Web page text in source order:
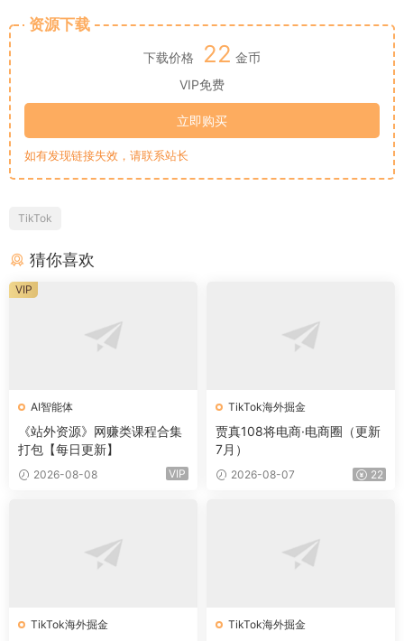
资源下载
下载价格 22 金币
VIP免费
立即购买
如有发现链接失效，请联系站长
TikTok
猜你喜欢
AI智能体
《站外资源》网赚类课程合集
打包【每日更新】
2026-08-08 VIP
VIP
TikTok海外掘金
贾真108将电商·电商圈（更新
7月）
2026-08-07 22
TikTok海外掘金 TikTok海外掘金